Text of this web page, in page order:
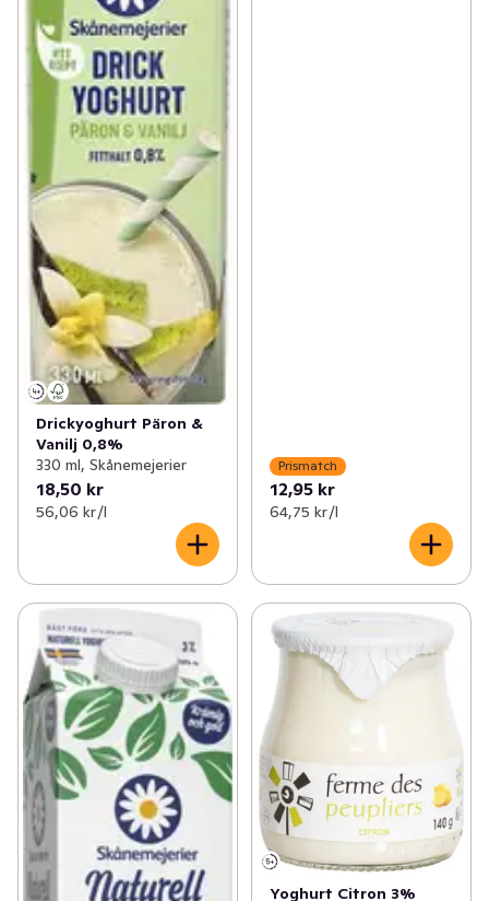
Drickyoghurt Päron &
Vanilj 0,8%
330 ml, Skånemejerier
18,50 kr
56,06 kr /l
Prismatch
12,95 kr
64,75 kr /l
Yoghurt Citron 3%